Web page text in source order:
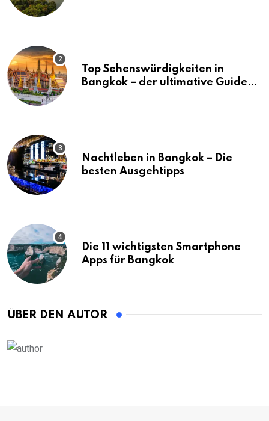
Top Sehenswürdigkeiten in
Bangkok – der ultimative Guide
Nachtleben in Bangkok – Die
besten Ausgehtipps
Die 11 wichtigsten Smartphone
Apps für Bangkok
ÜBER DEN AUTOR